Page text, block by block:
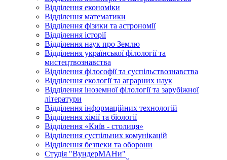
Відділення економіки
Відділення математики
Відділення фізики та астрономії
Відділення історії
Відділення наук про Землю
Відділення української філології та
мистецтвознавства
Відділення філософії та суспільствознавства
Відділення екології та аграрних наук
Відділення іноземної філології та зарубіжної
літератури
Відділення інформаційних технологій
Відділення хімії та біології
Відділення «Київ - столиця»
Відділення суспільних комунікацій
Відділення безпеки та оборони
Студія "ВундерМАНи"